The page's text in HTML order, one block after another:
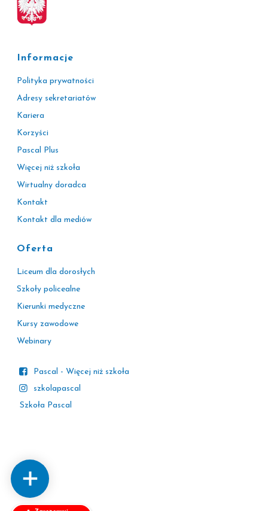
Informacje
Polityka prywatności
Adresy sekretariatów
Kariera
Korzyści
Pascal Plus
Więcej niż szkoła
Wirtualny doradca
Kontakt
Kontakt dla mediów
Oferta
Liceum dla dorosłych
Szkoły policealne
Kierunki medyczne
Kursy zawodowe
Webinary
Pascal - Więcej niż szkoła
szkolapascal
Szkoła Pascal